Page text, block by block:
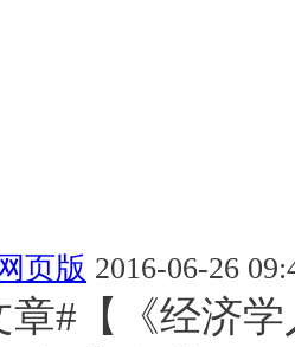
网页版 2016-06-26
章#【《经济